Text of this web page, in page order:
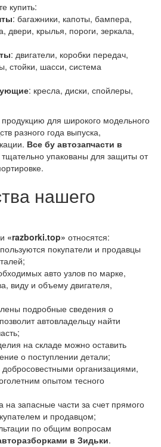
купить:
: багажники, капоты, бампера,
двери, крылья, пороги, зеркала,
: двигатели, коробки передач,
стойки, шасси, система
: кресла, диски, спойлеры,
продукцию для широкого модельного
разного года выпуска,
Все бу автозапчасти в
упакованы для защиты от
нашего
«razborki.top» относятся:
покупатели и продавцы
авто узлов по марке,
виду и объему двигателя,
подробные сведения о
автовладельцу найти
на складе можно оставить
о поступлении детали;
организациями,
опытом тесного
запасные части за счет прямого
и продавцом;
по общим вопросам
в Зидьки.